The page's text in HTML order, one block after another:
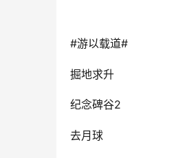
#游以载道#
掘地求升
纪念碑谷2
去月球